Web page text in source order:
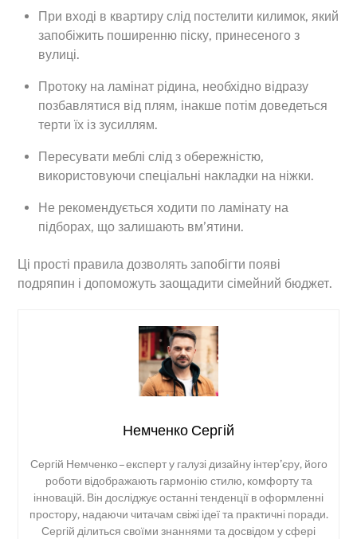
При вході в квартиру слід постелити килимок, який
запобіжить поширенню піску, принесеного з
вулиці.
Протоку на ламінат рідина, необхідно відразу
позбавлятися від плям, інакше потім доведеться
терти їх із зусиллям.
Пересувати меблі слід з обережністю,
використовуючи спеціальні накладки на ніжки.
Не рекомендується ходити по ламінату на
підборах, що залишають вм’ятини.
Ці прості правила дозволять запобігти появі
подряпин і допоможуть заощадити сімейний бюджет.
Немченко Сергій
Сергій Немченко – експерт у галузі дизайну інтер’єру, його
роботи відображають гармонію стилю, комфорту та
інновацій. Він досліджує останні тенденції в оформленні
простору, надаючи читачам свіжі ідеї та практичні поради.
Сергій ділиться своїми знаннями та досвідом у сфері